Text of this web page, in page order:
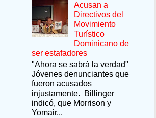
Acusan a
Directivos del
Movimiento
Turístico
Dominicano de
ser estafadores
"Ahora se sabrá la verdad"
Jóvenes denunciantes que
fueron acusados
injustamente. Billinger
indicó, que Morrison y
Yomair...